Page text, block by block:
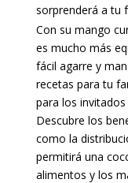
sorprenderá a tu
Con su mango
es mucho más
fácil agarre y
recetas para tu
para los
Descubre los
como la
permitirá una
alimentos y los